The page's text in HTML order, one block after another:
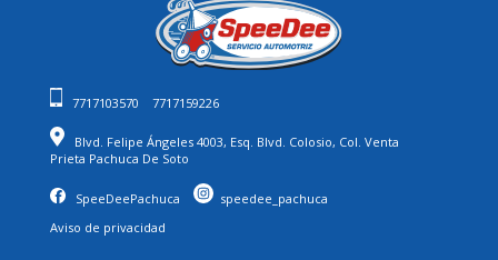
7717103570 7717159226
Blvd. Felipe Ángeles 4003, Esq. Blvd. Colosio, Col. Venta
Prieta Pachuca De Soto
SpeeDeePachuca
speedee_pachuca
Aviso de privacidad